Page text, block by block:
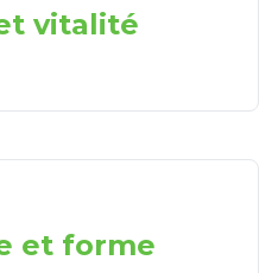
vitalité
et forme